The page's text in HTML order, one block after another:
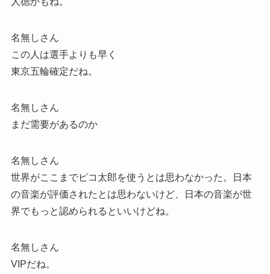
名無しさん
この人は選手よりも早く
東京五輪確定だね。
名無しさん
まだ需要があるのか
名無しさん
世界がここまでピコ太郎を使うとは思わなかった。日本
の音楽が評価されたとは思わないけど、日本の音楽が世
界でもっと認められるといいけどね。
名無しさん
VIPだね。